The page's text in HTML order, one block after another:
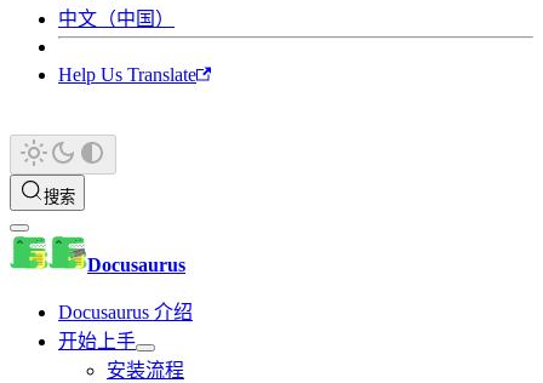
中文（中国）
Help Us Translate
搜索
Docusaurus
Docusaurus 介绍
开始上手
安装流程